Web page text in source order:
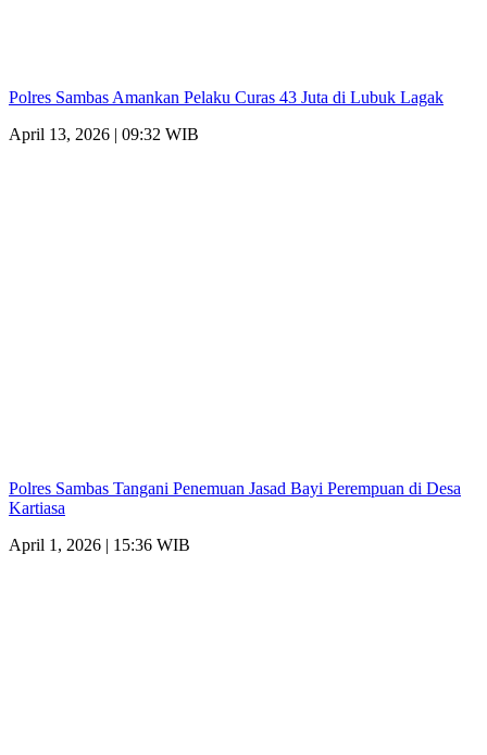
Polres Sambas Amankan Pelaku Curas 43 Juta di Lubuk Lagak
April 13, 2026 | 09:32 WIB
Polres Sambas Tangani Penemuan Jasad Bayi Perempuan di Desa
Kartiasa
April 1, 2026 | 15:36 WIB